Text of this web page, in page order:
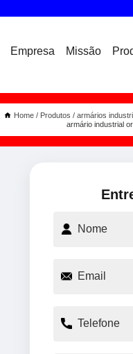
Empresa Missão
Home Produtos armários
armário industrial